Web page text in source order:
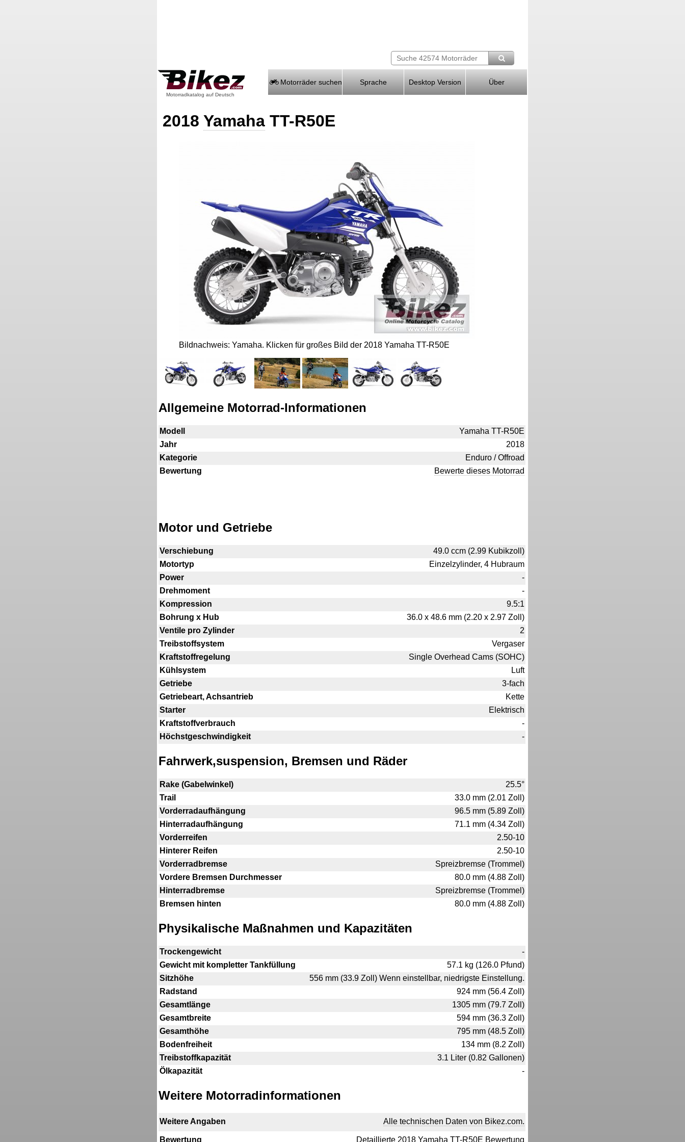
Motorradkatalog auf Deutsch
Motorräder suchen Sprache Desktop Version Über
2018 Yamaha TT-R50E
Bildnachweis: Yamaha. Klicken für großes Bild der 2018 Yamaha TT-R50E
Allgemeine Motorrad-Informationen
Modell
Yamaha TT-R50E
Jahr
2018
Kategorie
Enduro / Offroad
Bewertung
Bewerte dieses Motorrad
Motor und Getriebe
Verschiebung
49.0 ccm (2.99 Kubikzoll)
Motortyp
Einzelzylinder, 4 Hubraum
Power
-
Drehmoment
-
Kompression
9.5:1
Bohrung x Hub
36.0 x 48.6 mm (2.20 x 2.97 Zoll)
Ventile pro Zylinder
2
Treibstoffsystem
Vergaser
Kraftstoffregelung
Single Overhead Cams (SOHC)
Kühlsystem
Luft
Getriebe
3-fach
Getriebeart, Achsantrieb
Kette
Starter
Elektrisch
Kraftstoffverbrauch
-
Höchstgeschwindigkeit
-
Fahrwerk,suspension, Bremsen und Räder
Rake (Gabelwinkel)
25.5°
Trail
33.0 mm (2.01 Zoll)
Vorderradaufhängung
96.5 mm (5.89 Zoll)
Hinterradaufhängung
71.1 mm (4.34 Zoll)
Vorderreifen
2.50-10
Hinterer Reifen
2.50-10
Vorderradbremse
Spreizbremse (Trommel)
Vordere Bremsen Durchmesser
80.0 mm (4.88 Zoll)
Hinterradbremse
Spreizbremse (Trommel)
Bremsen hinten
80.0 mm (4.88 Zoll)
Physikalische Maßnahmen und Kapazitäten
Trockengewicht
-
Gewicht mit kompletter Tankfüllung
57.1 kg (126.0 Pfund)
Sitzhöhe
556 mm (33.9 Zoll) Wenn einstellbar, niedrigste Einstellung.
Radstand
924 mm (56.4 Zoll)
Gesamtlänge
1305 mm (79.7 Zoll)
Gesamtbreite
594 mm (36.3 Zoll)
Gesamthöhe
795 mm (48.5 Zoll)
Bodenfreiheit
134 mm (8.2 Zoll)
Treibstoffkapazität
3.1 Liter (0.82 Gallonen)
Ölkapazität
-
Weitere Motorradinformationen
Weitere Angaben Alle technischen Daten von Bikez.com.
Bewertung Detaillierte 2018 Yamaha TT-R50E Bewertung